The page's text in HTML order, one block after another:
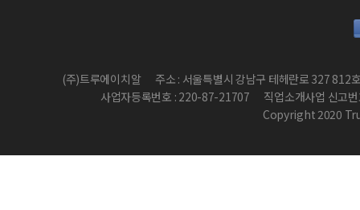
(주)트루에이치알
주소 : 서울특별시 강남구 테헤란로 327 812
사업자등록번호 : 220-87-21707
직업소개사업 신고
Copyright 2020